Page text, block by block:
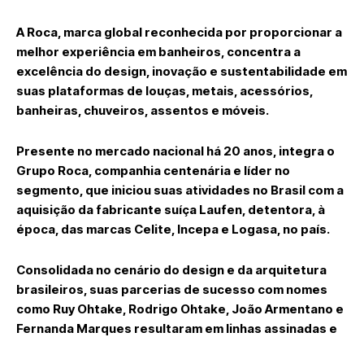
A Roca, marca global reconhecida por proporcionar a
melhor experiência em banheiros, concentra a
excelência do design, inovação e sustentabilidade em
suas plataformas de louças, metais, acessórios,
banheiras, chuveiros, assentos e móveis.
Presente no mercado nacional há 20 anos, integra o
Grupo Roca, companhia centenária e líder no
segmento, que iniciou suas atividades no Brasil com a
aquisição da fabricante suíça Laufen, detentora, à
época, das marcas Celite, Incepa e Logasa, no país.
Consolidada no cenário do design e da arquitetura
brasileiros, suas parcerias de sucesso com nomes
como Ruy Ohtake, Rodrigo Ohtake, João Armentano e
Fernanda Marques resultaram em linhas assinadas e